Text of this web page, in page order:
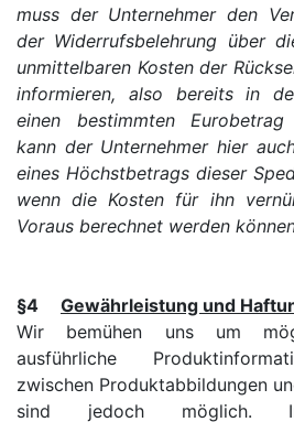
muss der Unternehmer den
der Widerrufsbelehrung über
unmittelbaren Kosten der
informieren, also bereits in
einen bestimmten
kann der Unternehmer hier
eines Höchstbetrags dieser
wenn die Kosten für ihn
Voraus berechnet werden
§4
Gewährleistung und
Wir bemühen uns um
ausführliche
zwischen Produktabbildungen
sind jedoch möglich.